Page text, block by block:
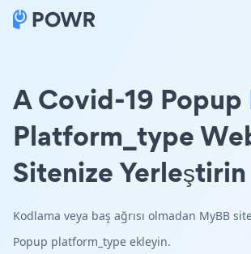
A Covid-19 Popup
Platform_type
Sitenize Yerleştirin
Kodlama veya baş ağrısı olmadan MyBB
Popup platform_type ekleyin.